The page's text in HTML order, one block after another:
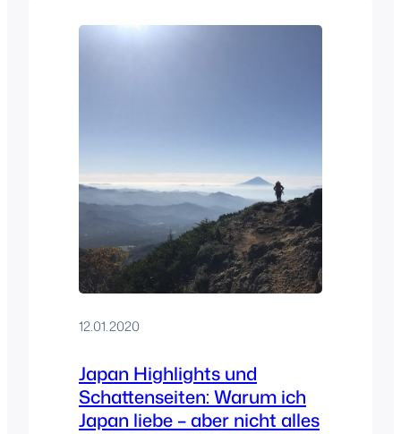
12.01.2020
Japan Highlights und
Schattenseiten: Warum ich
Japan liebe – aber nicht alles